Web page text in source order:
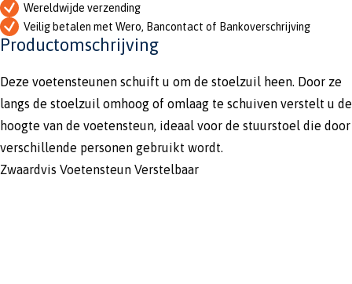
Wereldwijde verzending
Veilig betalen met Wero, Bancontact of Bankoverschrijving
Productomschrijving
Deze voetensteunen schuift u om de stoelzuil heen. Door ze
langs de stoelzuil omhoog of omlaag te schuiven verstelt u de
hoogte van de voetensteun, ideaal voor de stuurstoel die door
verschillende personen gebruikt wordt.
Zwaardvis Voetensteun Verstelbaar